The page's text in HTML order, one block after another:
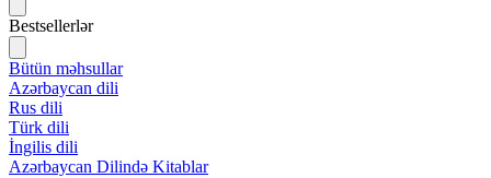
Bestsellerlər
Bütün məhsullar
Azərbaycan dili
Rus dili
Türk dili
İngilis dili
Azərbaycan Dilində Kitablar